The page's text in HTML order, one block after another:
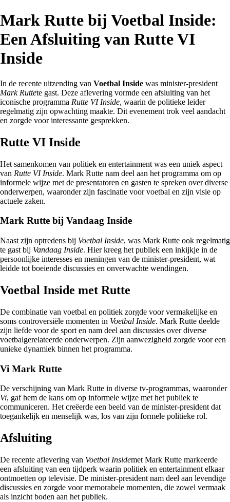
Mark Rutte bij Voetbal Inside:
Een Afsluiting van Rutte VI
Inside
In de recente uitzending van Voetbal Inside was minister-president
Mark Ruttete gast. Deze aflevering vormde een afsluiting van het
iconische programma Rutte VI Inside, waarin de politieke leider
regelmatig zijn opwachting maakte. Dit evenement trok veel aandacht
en zorgde voor interessante gesprekken.
Rutte VI Inside
Het samenkomen van politiek en entertainment was een uniek aspect
van Rutte VI Inside. Mark Rutte nam deel aan het programma om op
informele wijze met de presentatoren en gasten te spreken over diverse
onderwerpen, waaronder zijn fascinatie voor voetbal en zijn visie op
actuele zaken.
Mark Rutte bij Vandaag Inside
Naast zijn optredens bij Voetbal Inside, was Mark Rutte ook regelmatig
te gast bij Vandaag Inside. Hier kreeg het publiek een inkijkje in de
persoonlijke interesses en meningen van de minister-president, wat
leidde tot boeiende discussies en onverwachte wendingen.
Voetbal Inside met Rutte
De combinatie van voetbal en politiek zorgde voor vermakelijke en
soms controversiële momenten in Voetbal Inside. Mark Rutte deelde
zijn liefde voor de sport en nam deel aan discussies over diverse
voetbalgerelateerde onderwerpen. Zijn aanwezigheid zorgde voor een
unieke dynamiek binnen het programma.
Vi Mark Rutte
De verschijning van Mark Rutte in diverse tv-programmas, waaronder
Vi, gaf hem de kans om op informele wijze met het publiek te
communiceren. Het creëerde een beeld van de minister-president dat
toegankelijk en menselijk was, los van zijn formele politieke rol.
Afsluiting
De recente aflevering van Voetbal Insidemet Mark Rutte markeerde
een afsluiting van een tijdperk waarin politiek en entertainment elkaar
ontmoetten op televisie. De minister-president nam deel aan levendige
discussies en zorgde voor memorabele momenten, die zowel vermaak
als inzicht boden aan het publiek.